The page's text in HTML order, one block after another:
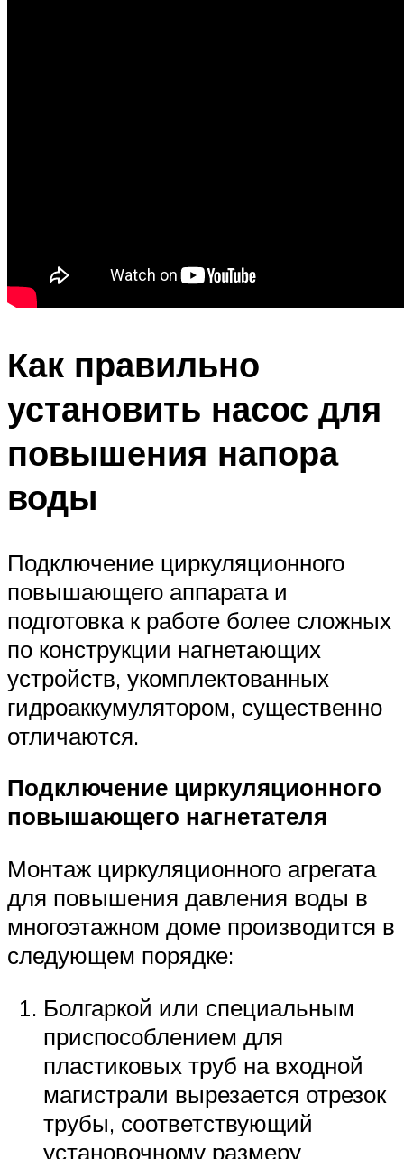
Как правильно
установить насос для
повышения напора
воды
Подключение циркуляционного
повышающего аппарата и
подготовка к работе более сложных
по конструкции нагнетающих
устройств, укомплектованных
гидроаккумулятором, существенно
отличаются.
Подключение циркуляционного
повышающего нагнетателя
Монтаж циркуляционного агрегата
для повышения давления воды в
многоэтажном доме производится в
следующем порядке:
Болгаркой или специальным
приспособлением для
пластиковых труб на входной
магистрали вырезается отрезок
трубы, соответствующий
установочному размеру